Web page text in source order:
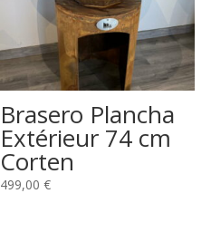
Brasero Plancha
Extérieur 74 cm
Corten
499,00 €